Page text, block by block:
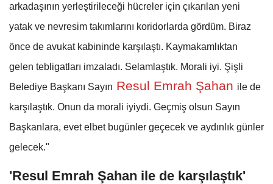
arkadaşının yerleştirileceği hücreler için çıkarılan yeni
yatak ve nevresim takımlarını koridorlarda gördüm. Biraz
önce de avukat kabininde karşılaştı. Kaymakamlıktan
gelen tebligatları imzaladı. Selamlaştık. Morali iyi. Şişli
Belediye Başkanı Sayın Resul Emrah Şahan ile de
karşılaştık. Onun da morali iyiydi. Geçmiş olsun Sayın
Başkanlara, evet elbet bugünler geçecek ve aydınlık günler
gelecek."
'Resul Emrah Şahan ile de karşılaştık'